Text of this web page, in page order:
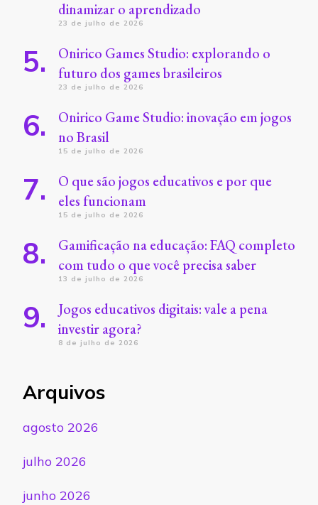
dinamizar o aprendizado
23 de julho de 2026
Onirico Games Studio: explorando o
futuro dos games brasileiros
23 de julho de 2026
Onirico Game Studio: inovação em jogos
no Brasil
15 de julho de 2026
O que são jogos educativos e por que
eles funcionam
15 de julho de 2026
Gamificação na educação: FAQ completo
com tudo o que você precisa saber
13 de julho de 2026
Jogos educativos digitais: vale a pena
investir agora?
8 de julho de 2026
Arquivos
agosto 2026
julho 2026
junho 2026